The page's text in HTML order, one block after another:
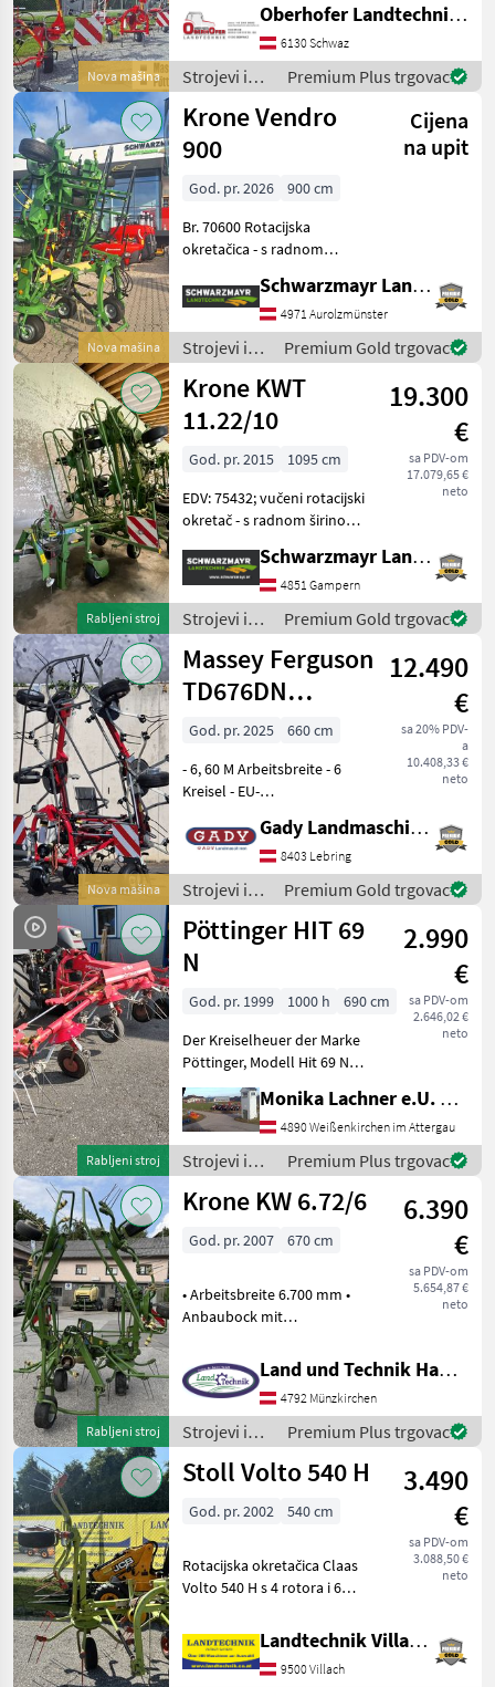
Nova mašina
Pöttinger und Massey
Ferguson - Kreiselheuer /
Wender / Zettkreisler --
Massey Ferguson TD 404
DN --
Oberhofer Landtechnik GmbH
6130 Schwaz
Strojevi i
oprema za
travu i
baliranje /
Pöttinger
Premium Plus trgovac
Nova mašina
Krone Vendro
900
Cijena
na upit
God. pr. 2026
900 cm
Br. 70600 Rotacijska
okretačica - s radnom
Transportna širina 2, 90 m -
krakova zupaca - s Krone
OptiTurn zupcima t
Schwarzmayr Landtechnik GmbH - Aurolzmünster
4971 Aurolzmünster
Strojevi i
oprema za
travu i
baliranje /
Krone
Premium Gold trgovac
Rabljeni stroj
Krone KWT
11.22/10
19.300
€
sa PDV-om
17.079,65 €
neto
God. pr. 2015
1095 cm
EDV: 75432; vučeni rotacijski
okretač - s radnom širinom
hidrauličkim preklapanjem
- s transportnom šasijom i
gumama 10.0/75-15.3 - s
gumam
Schwarzmayr Landtechnik GmbH - Gampern
4851 Gampern
Strojevi i
oprema za
travu i
baliranje /
Krone
Premium Gold trgovac
Nova mašina
Massey Ferguson
TD676DN
HEUWENDER
12.490
€
sa 20% PDV-
a
10.408,33 €
neto
God. pr. 2025
660 cm
- 6, 60 M Arbeitsbreite - 6
Kreisel - EU-
Gelenkwelle mit Freilauf -
Tastrad 6, 60M
ARBEITSBREITE, 6 KREISEL -
Beleuchtung mit LED
Während uns
Gady Landmaschinen GmbH
8403 Lebring
Strojevi i
oprema za
travu i
baliranje /
Massey
Ferguson
Premium Gold trgovac
Rabljeni stroj
Pöttinger HIT 69
N
2.990
€
sa PDV-om
2.646,02 €
neto
God. pr. 1999 1000 h
690 cm
Der Kreiselheuer der Marke
Pöttinger, Modell Hit 69 N,
ist ein zuverlässiges
landwirtschaftliches Gerät,
das im Jahr 1999 gebaut
wurde. Mit einer
beeindruckenden Arb
Monika Lachner e.U. Maschinenhandel
4890 Weißenkirchen im Attergau
Strojevi i
oprema za
travu i
Pöttinger
Premium Plus trgovac
Rabljeni stroj
Krone KW 6.72/6
6.390
€
sa PDV-om
5.654,87 €
neto
God. pr. 2007 670 cm
• Arbeitsbreite 6.700 mm •
Anbaubock mit
Dämpferstreben • 6 Kreiseln
zu je 6 Zinkenarme •
Streuwinkelverstellung
mechanisch • Ölbadge
Land und Technik HandelsgesmbH
4792 Münzkirchen
Strojevi i
oprema za
travu i
Krone
Premium Plus trgovac
Stoll Volto 540 H
3.490
€
sa PDV-om
3.088,50 €
neto
God. pr. 2002 540 cm
Rotacijska okretačica Claas
Volto 540 H s 4 rotora i 6
okretnim okvirom, kotačem
za mjerenje, hidrauličkim
mehanizmom za sklapanje,
Landtechnik Villach GmbH
9500 Villach